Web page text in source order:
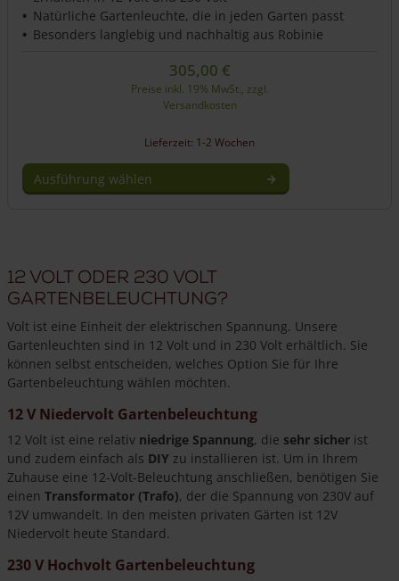
Natürliche Gartenleuchte, die in jeden Garten passt
Besonders langlebig und nachhaltig aus Robinie
305,00 €
Preise inkl. 19% MwSt., zzgl.
Versandkosten
Lieferzeit: 1-2 Wochen
Ausführung wählen
Varianten
auf.
Optionen
können
auf
der
Produktseite
werden
12 Volt oder 230 Volt
Gartenbeleuchtung?
Volt ist eine Einheit der elektrischen Spannung. Unsere
Gartenleuchten sind in 12 Volt und in 230 Volt erhältlich. Sie
können selbst entscheiden, welches Option Sie für Ihre
Gartenbeleuchtung wählen möchten.
12 V Niedervolt Gartenbeleuchtung
12 Volt ist eine relativ niedrige Spannung, die sehr sicher ist
und zudem einfach als DIY zu installieren ist. Um in Ihrem
Zuhause eine 12-Volt-Beleuchtung anschließen, benötigen Sie
einen Transformator (Trafo), der die Spannung von 230V auf
12V umwandelt. In den meisten privaten Gärten ist 12V
Niedervolt heute Standard.
230 V Hochvolt Gartenbeleuchtung